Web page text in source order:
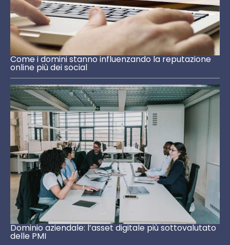
Come i domini stanno influenzando la reputazione
online più dei social
Dominio aziendale: l’asset digitale più sottovalutato
delle PMI